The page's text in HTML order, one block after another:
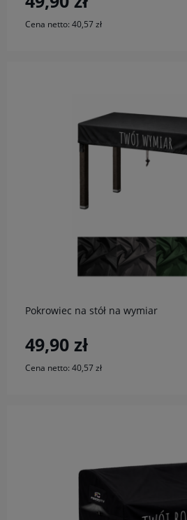
Cena netto: 40,57 zł
Pokrowiec na stół na wymiar
49,90 zł
Cena netto: 40,57 zł
do koszyka